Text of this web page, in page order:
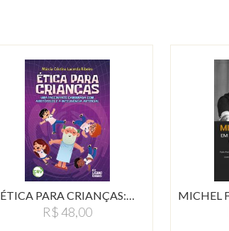
ÉTICA PARA CRIANÇAS:…
R$ 48,00